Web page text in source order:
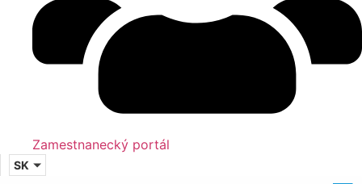
Zamestnanecký portál
SK